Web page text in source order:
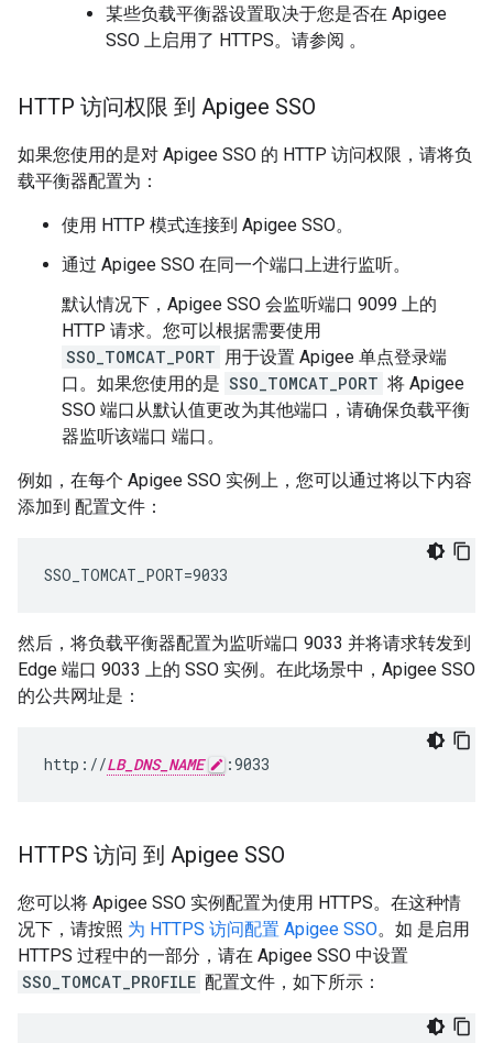
某些负载平衡器设置取决于您是否在 Apigee
SSO 上启用了 HTTPS。请参阅 。
HTTP 访问权限 到 Apigee SSO
如果您使用的是对 Apigee SSO 的 HTTP 访问权限，请将负
载平衡器配置为：
使用 HTTP 模式连接到 Apigee SSO。
通过 Apigee SSO 在同一个端口上进行监听。
默认情况下，Apigee SSO 会监听端口 9099 上的
HTTP 请求。您可以根据需要使用
SSO_TOMCAT_PORT 用于设置 Apigee 单点登录端
口。如果您使用的是 SSO_TOMCAT_PORT 将 Apigee
SSO 端口从默认值更改为其他端口，请确保负载平衡
器监听该端口 端口。
例如，在每个 Apigee SSO 实例上，您可以通过将以下内容
添加到 配置文件：
SSO_TOMCAT_PORT=9033
然后，将负载平衡器配置为监听端口 9033 并将请求转发到
Edge 端口 9033 上的 SSO 实例。在此场景中，Apigee SSO
的公共网址是：
http://LB_DNS_NAME :9033
HTTPS 访问 到 Apigee SSO
您可以将 Apigee SSO 实例配置为使用 HTTPS。在这种情
况下，请按照 为 HTTPS 访问配置 Apigee SSO。如 是启用
HTTPS 过程中的一部分，请在 Apigee SSO 中设置
SSO_TOMCAT_PROFILE 配置文件，如下所示：